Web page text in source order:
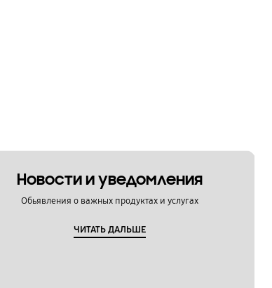
Новости и уведомления
Обьявления о важных продуктах и услугах
ЧИТАТЬ ДАЛЬШЕ